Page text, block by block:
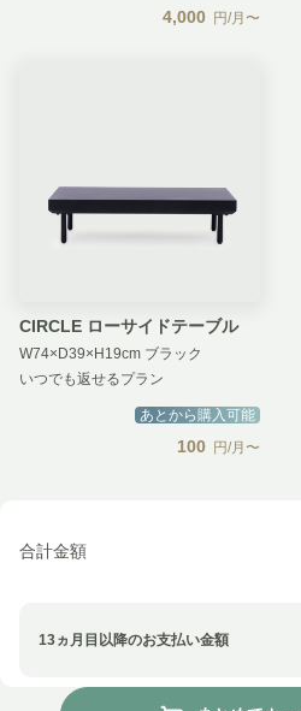
4,000 円/月〜
CIRCLE ローサイドテーブル
W74×D39×H19cm ブラック
いつでも返せるプラン
あとから購入可能
100 円/月〜
合計金額
13ヵ月目以降のお支払い金額